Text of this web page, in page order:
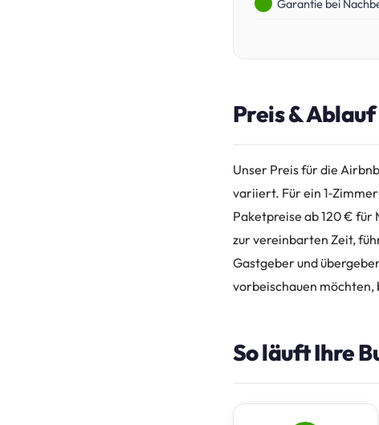
Garantie bei
Preis &
Unser Preis für die
variiert. Für ein
Paketpreise ab 120 € für
zur vereinbarten Zeit,
Gastgeber und
vorbeischauen
So läuft Ihre